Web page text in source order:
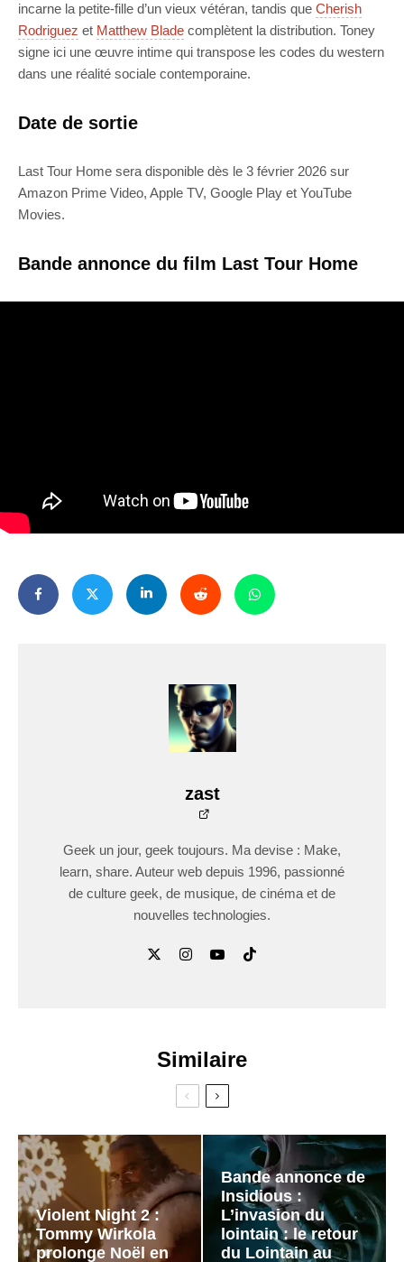
incarne la petite-fille d’un vieux vétéran, tandis que Cherish
Rodriguez et Matthew Blade complètent la distribution. Toney
signe ici une œuvre intime qui transpose les codes du western
dans une réalité sociale contemporaine.
Date de sortie
Last Tour Home sera disponible dès le 3 février 2026 sur
Amazon Prime Video, Apple TV, Google Play et YouTube
Movies.
Bande annonce du film Last Tour Home
zast
Geek un jour, geek toujours. Ma devise : Make,
learn, share. Auteur web depuis 1996, passionné
de culture geek, de musique, de cinéma et de
nouvelles technologies.
Similaire
Violent Night 2 :
Tommy Wirkola
prolonge Noël en
Bande annonce de
Insidious :
L’invasion du
lointain : le retour
du Lointain au